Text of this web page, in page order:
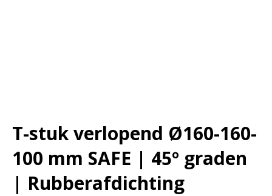
T-stuk verlopend Ø160-160-
100 mm SAFE | 45º graden
| Rubberafdichting